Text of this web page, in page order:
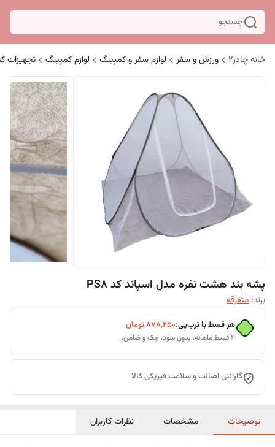
جستجو
خانه چادر۲ ورزش و سفر لوازم سفر و کمپینگ لوازم کمپینگ تجهیزات
پشه بند هشت نفره مدل اسپاند کد PS8
برند: متفرقه
هر قسط با ترب‌پی:۸۷۸٬۲۵۰تومان
۴ قسط ماهانه. بدون سود، چک و ضامن.
گارانتی اصالت و سلامت فیزیکی کالا
توضیحات مشخصات نظرات کاربران